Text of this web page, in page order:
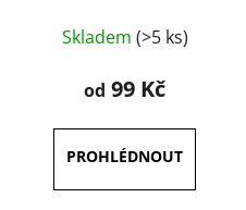
hodnocení
produktu
4,0
z
5
Skladem (>5 ks)
od 99 Kč